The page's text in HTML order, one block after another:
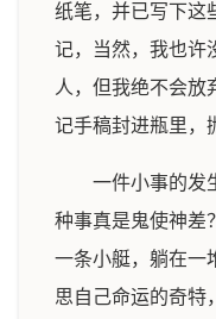
纸笔，并已写下这
记，当然，我也许
人，但我绝不会放
记手稿封进瓶里，
一件小事的发
种事真是鬼使神差
一条小艇，躺在一
思自己命运的奇特